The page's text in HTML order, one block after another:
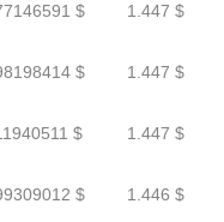
$ 1.447 $
$ 1.447 $
$ 1.447 $
$ 1.446 $